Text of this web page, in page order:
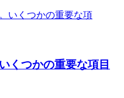
くつかの重要な項目